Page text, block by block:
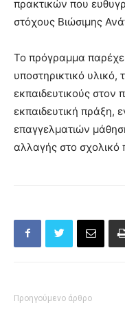
πρακτικών που
στόχους Βιώσιμης
Το πρόγραμμα
υποστηρικτικό υλικό,
εκπαιδευτικούς στον
εκπαιδευτική πράξη,
επαγγελματιών
αλλαγής στο σχολικό
Προηγούμενο άρθρο